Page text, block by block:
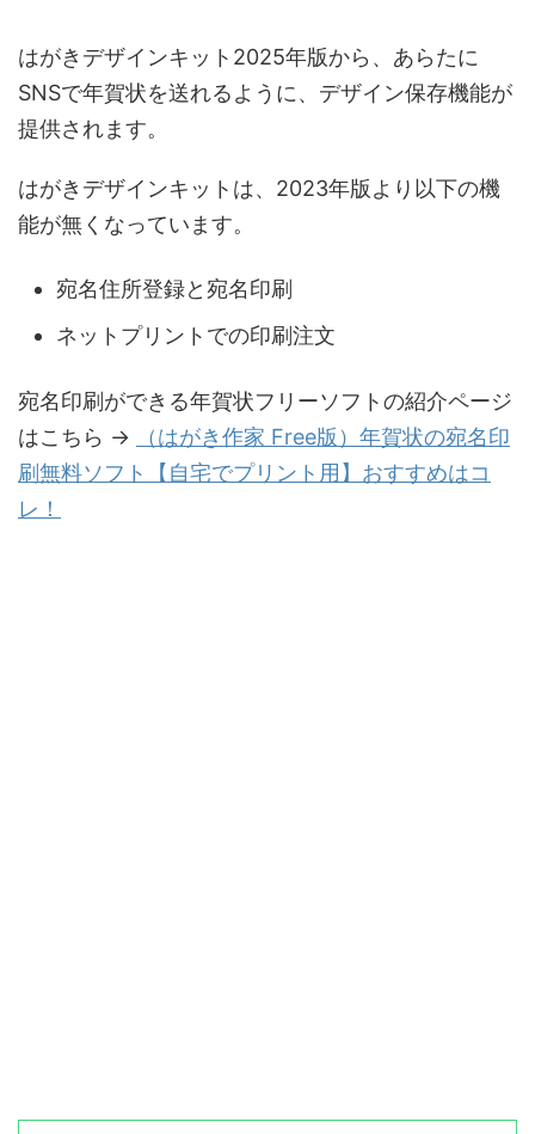
はがきデザインキット2025年版から、あらたに
SNSで年賀状を送れるように、デザイン保存機能が
提供されます。
はがきデザインキットは、2023年版より以下の機
能が無くなっています。
宛名住所登録と宛名印刷
ネットプリントでの印刷注文
宛名印刷ができる年賀状フリーソフトの紹介ページ
はこちら →
（はがき作家 Free版）年賀状の宛名印
刷無料ソフト【自宅でプリント用】おすすめはコ
レ！